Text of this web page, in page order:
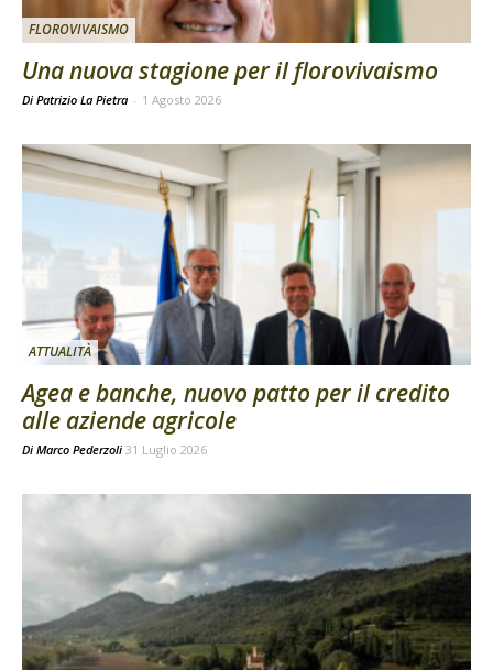
FLOROVIVAISMO
Una nuova stagione per il florovivaismo
Di Patrizio La Pietra - 1 Agosto 2026
ATTUALITÀ
Agea e banche, nuovo patto per il credito
alle aziende agricole
Di Marco Pederzoli 31 Luglio 2026